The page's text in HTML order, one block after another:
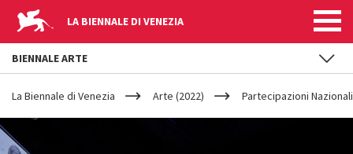
LA BIENNALE DI VENEZIA
YOUR
ARE
HERE
La Biennale di Venezia Arte (2022) Partecipazioni Nazionali
BIENNALE ARTE